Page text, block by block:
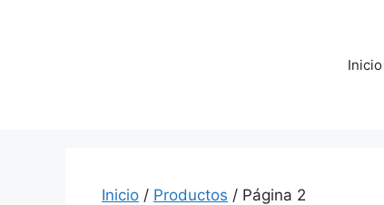
Inicio
Inicio / Productos / Página 2